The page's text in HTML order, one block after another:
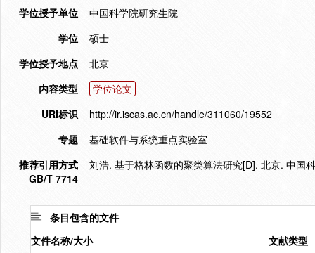
学位授予单位
中国科学院研究生院
学位
硕士
学位授予地点
北京
内容类型
学位论文
URI标识
http://ir.iscas.ac.cn/handle/311060/19552
专题
基础软件与系统重点实验室
推荐引用方式
GB/T 7714
刘浩. 基于格林函数的聚类算法研究[D]. 北京. 中国
条目包含的文件
文件名称/大小
文献类型